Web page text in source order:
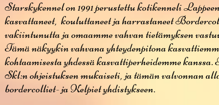
Starskykennel on 1991 perustettu kotikenneli
kasvattaneet, kouluttaneet ja harrastaneet
vakiintunutta ja omaamme vahvan tietämyksen
Tämä näkyykin vahvana yhteydenpitona
kohtaamisesta yhdessä kasvattiperheidemme
Skl:n ohjeistuksen mukaiseti, ja tämän valvonnan
bordercolliet- ja Kelpiet yhdistykseen.